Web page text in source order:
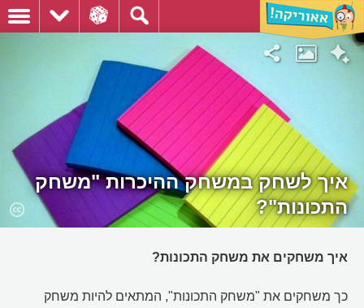
איך לשחק במשחק ההיכרות "משחק
התכונות"?
איך משחקים את משחק התכונות?
כך משחקים את "משחק התכונות", המתאים להיות משחק